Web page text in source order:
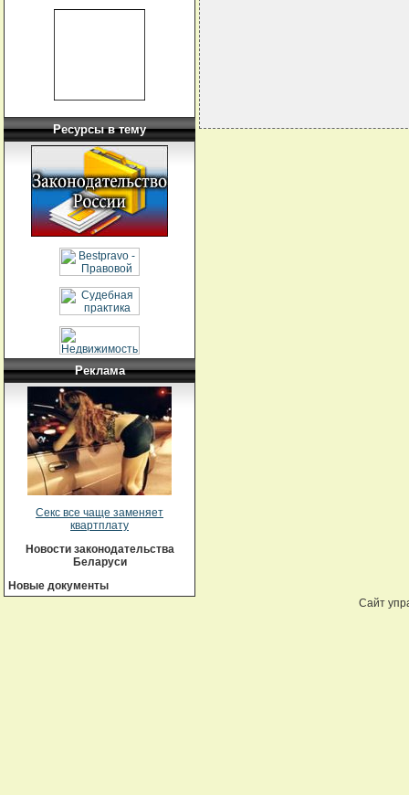
Ресурсы в тему
Реклама
Секс все чаще заменяет
квартплату
Новости законодательства
Беларуси
Новые документы
Сайт